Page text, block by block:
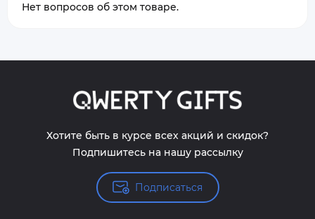
Нет вопросов об этом товаре.
Хотите быть в курсе всех акций и скидок?
Подпишитесь на нашу рассылку
Подписаться